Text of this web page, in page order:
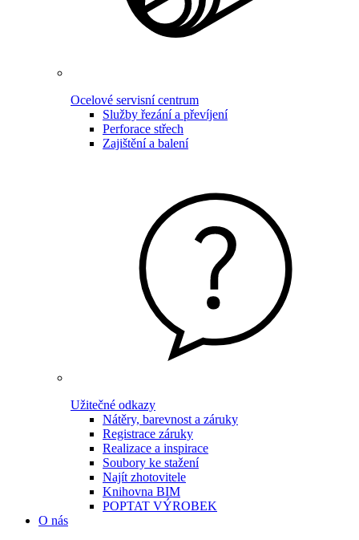
Ocelové servisní centrum
Služby řezání a převíjení
Perforace střech
Zajištění a balení
Užitečné odkazy
Nátěry, barevnost a záruky
Registrace záruky
Realizace a inspirace
Soubory ke stažení
Najít zhotovitele
Knihovna BIM
POPTAT VÝROBEK
O nás